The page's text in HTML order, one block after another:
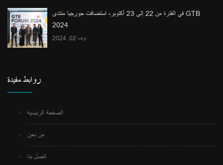
في الفترة من 22 إلى 23 أكتوبر، استضافت جورجيا منتدى GTB
2024
نوف 02, 2024
روابط مفيدة
الصفحة الرئيسية
من نحن
اتصل بنا